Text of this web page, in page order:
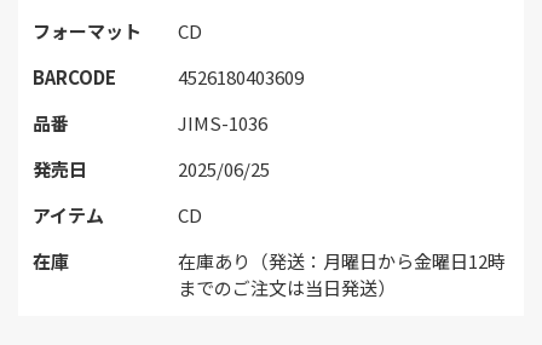
フォーマット
CD
BARCODE
4526180403609
品番
JIMS-1036
発売日
2025/06/25
アイテム
CD
在庫
在庫あり（発送：月曜日から金曜日12時
までのご注文は当日発送）